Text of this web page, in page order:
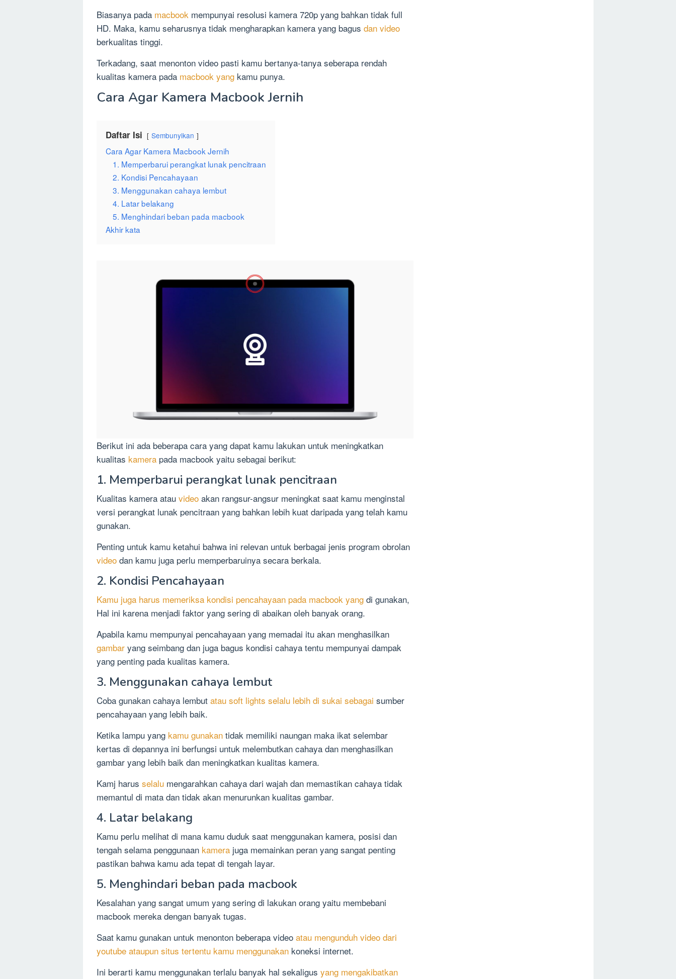
Biasanya pada macbook mempunyai resolusi kamera 720p yang bahkan tidak full
HD. Maka, kamu seharusnya tidak mengharapkan kamera yang bagus dan video
berkualitas tinggi.
Terkadang, saat menonton video pasti kamu bertanya-tanya seberapa rendah
kualitas kamera pada macbook yang kamu punya.
Cara Agar Kamera Macbook Jernih
Daftar Isi Sembunyikan
Cara Agar Kamera Macbook Jernih
1. Memperbarui perangkat lunak pencitraan
2. Kondisi Pencahayaan
3. Menggunakan cahaya lembut
4. Latar belakang
5. Menghindari beban pada macbook
Akhir kata
Berikut ini ada beberapa cara yang dapat kamu lakukan untuk meningkatkan
kualitas kamera pada macbook yaitu sebagai berikut:
1. Memperbarui perangkat lunak pencitraan
Kualitas kamera atau video akan rangsur-angsur meningkat saat kamu menginstal
versi perangkat lunak pencitraan yang bahkan lebih kuat daripada yang telah kamu
gunakan.
Penting untuk kamu ketahui bahwa ini relevan untuk berbagai jenis program obrolan
video dan kamu juga perlu memperbaruinya secara berkala.
2. Kondisi Pencahayaan
Kamu juga harus memeriksa kondisi pencahayaan pada macbook yang di gunakan,
Hal ini karena menjadi faktor yang sering di abaikan oleh banyak orang.
Apabila kamu mempunyai pencahayaan yang memadai itu akan menghasilkan
gambar yang seimbang dan juga bagus kondisi cahaya tentu mempunyai dampak
yang penting pada kualitas kamera.
3. Menggunakan cahaya lembut
Coba gunakan cahaya lembut atau soft lights selalu lebih di sukai sebagai sumber
pencahayaan yang lebih baik.
Ketika lampu yang kamu gunakan tidak memiliki naungan maka ikat selembar
kertas di depannya ini berfungsi untuk melembutkan cahaya dan menghasilkan
gambar yang lebih baik dan meningkatkan kualitas kamera.
Kamj harus selalu mengarahkan cahaya dari wajah dan memastikan cahaya tidak
memantul di mata dan tidak akan menurunkan kualitas gambar.
4. Latar belakang
Kamu perlu melihat di mana kamu duduk saat menggunakan kamera, posisi dan
tengah selama penggunaan kamera juga memainkan peran yang sangat penting
pastikan bahwa kamu ada tepat di tengah layar.
5. Menghindari beban pada macbook
Kesalahan yang sangat umum yang sering di lakukan orang yaitu membebani
macbook mereka dengan banyak tugas.
Saat kamu gunakan untuk menonton beberapa video atau mengunduh video dari
youtube ataupun situs tertentu kamu menggunakan koneksi internet.
Ini berarti kamu menggunakan terlalu banyak hal sekaligus yang mengakibatkan